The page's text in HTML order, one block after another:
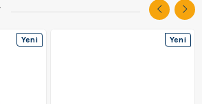
Yeni
Yeni